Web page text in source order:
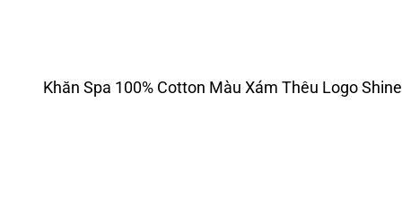
Khăn Spa 100% Cotton Màu Xám Thêu Logo